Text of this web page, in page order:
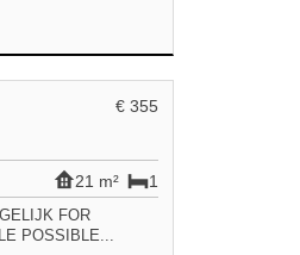
€ 355
1
21 m²
FOR
POSSIBLE...